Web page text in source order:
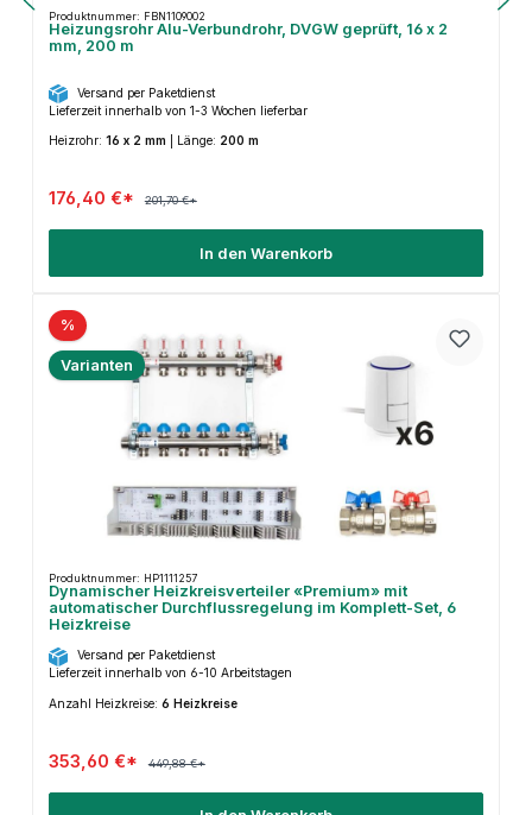
Produktnummer: FBN1109002
Heizungsrohr Alu-Verbundrohr, DVGW geprüft, 16 x 2
mm, 200 m
Versand per Paketdienst
Lieferzeit innerhalb von 1-3 Wochen lieferbar
Heizrohr: 16 x 2 mm Länge: 200 m
176,40 €* 201,70 €*
In den Warenkorb
%
Varianten
Produktnummer: HP1111257
Dynamischer Heizkreisverteiler «Premium» mit
automatischer Durchflussregelung im Komplett-Set, 6
Heizkreise
Versand per Paketdienst
Lieferzeit innerhalb von 6-10 Arbeitstagen
Anzahl Heizkreise: 6 Heizkreise
353,60 €* 449,88 €*